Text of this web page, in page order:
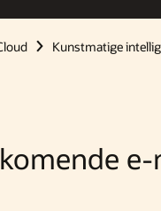
Kunstmatige